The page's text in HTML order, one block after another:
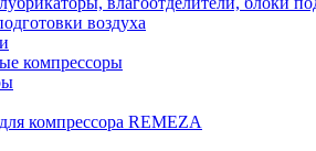
воздуха
компрессоры
компрессора REMEZA